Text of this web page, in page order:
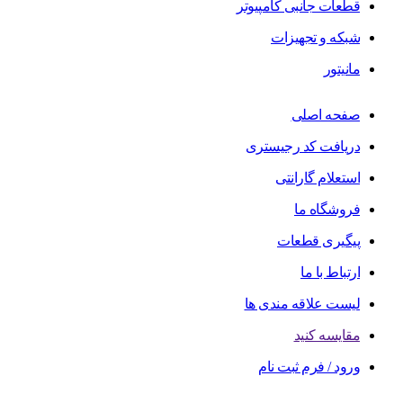
قطعات جانبی کامپیوتر
شبکه و تجهیزات
مانیتور
صفحه اصلی
دریافت کد رجیستری
استعلام گارانتی
فروشگاه ما
پیگیری قطعات
ارتباط با ما
لیست علاقه مندی ها
مقایسه کنید
ورود / فرم ثبت نام